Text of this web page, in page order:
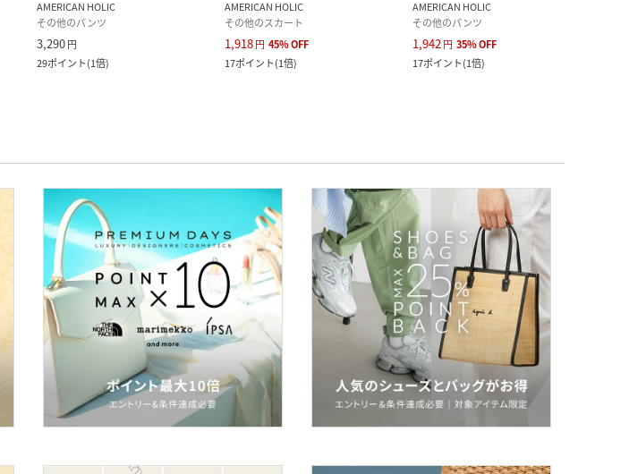
AMERICAN HOLIC
その他のパンツ
3,290円
29ポイント(1倍)
AMERICAN HOLIC
その他のスカート
1,918円 45%OFF
17ポイント(1倍)
AMERICAN HOLIC
その他のパンツ
1,942円 35%OFF
17ポイント(1倍)